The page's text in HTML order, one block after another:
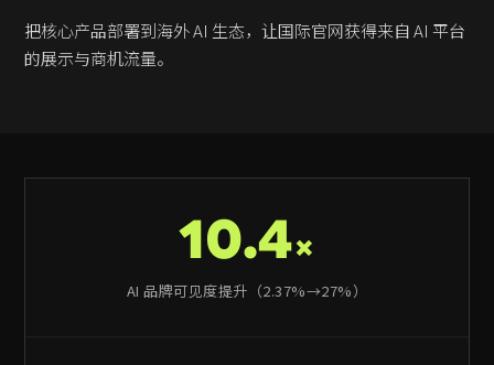
把核心产品部署到海外 AI 生态， 让国际官网获得来自 AI 平台
的展示与商机流量。
10.4×
AI 品牌可见度提升（2.37%→27%）